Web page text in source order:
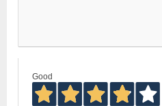
Good